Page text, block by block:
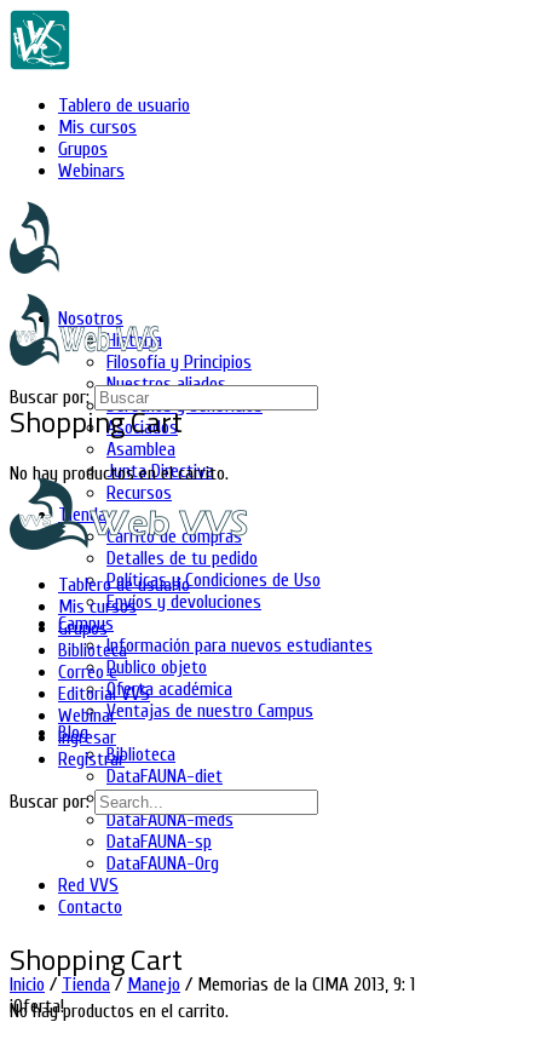
Tablero de usuario
Mis cursos
Grupos
Webinars
Nosotros
Historia
Filosofía y Principios
Nuestros aliados
Derechos y beneficios
Asociados
Asamblea
Junta Directiva
Recursos
Tienda
Carrito de compras
Detalles de tu pedido
Políticas y Condiciones de Uso
Envíos y devoluciones
Campus
Información para nuevos estudiantes
Publico objeto
Oferta académica
Ventajas de nuestro Campus
Blog
Biblioteca
DataFAUNA-diet
DataFAUNA-inia
DataFAUNA-meds
DataFAUNA-sp
DataFAUNA-Org
Red VVS
Contacto
Shopping Cart
No hay productos en el carrito.
Shopping Cart
No hay productos en el carrito.
Buscar por:
Tablero de usuario
Mis cursos
Grupos
Biblioteca
Correo e
Editorial VVS
Webinar
Ingresar
Registrar
Buscar por:
Inicio / Tienda / Manejo / Memorias de la CIMA 2013, 9: 1
¡Oferta!